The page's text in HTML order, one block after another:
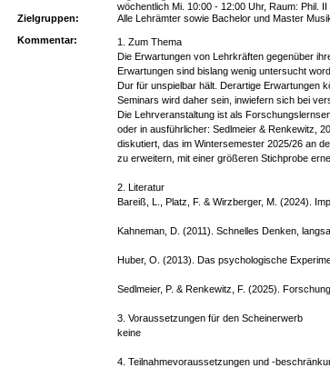
wöchentlich Mi. 10:00 - 12:00 Uhr, Raum: Phil. II
Zielgruppen:
Alle Lehrämter sowie Bachelor und Master
Kommentar:
1. Zum Thema
Die Erwartungen von Lehrkräften gegenüber
Erwartungen sind bislang wenig untersucht
Dur für unspielbar hält. Derartige Erwartungen
Seminars wird daher sein, inwiefern sich bei
Die Lehrveranstaltung ist als
oder in ausführlicher: Sedlmeier & Renkewitz,
diskutiert, das im Wintersemester 2025/26 an
zu erweitern, mit einer größeren Stichprobe
2. Literatur
Bareiß, L., Platz, F. & Wirzberger, M. (2024).
Kahneman, D. (2011). Schnelles Denken,
Huber, O. (2013). Das psychologische
Sedlmeier, P. & Renkewitz, F. (2025).
3. Voraussetzungen für den Scheinerwerb
keine
4. Teilnahmevoraussetzungen und -